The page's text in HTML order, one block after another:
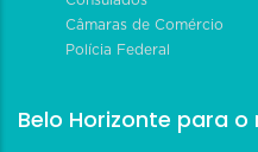
Câmaras de Comércio
Polícia Federal
Belo Horizonte para